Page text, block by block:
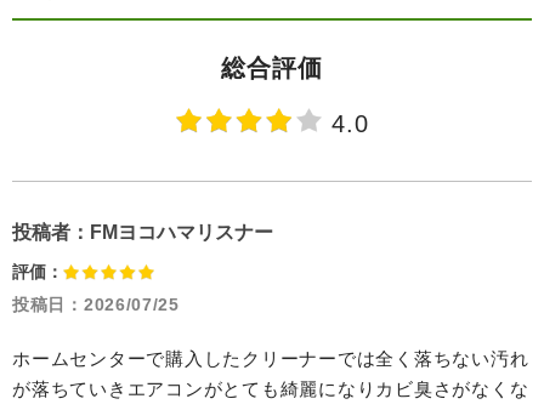
総合評価
4.0
投稿者： FMヨコハマリスナー
評価：
投稿日： 2026/07/25
ホームセンターで購入したクリーナーでは全く落ちない汚れ
が落ちていきエアコンがとても綺麗になりカビ臭さがなくな